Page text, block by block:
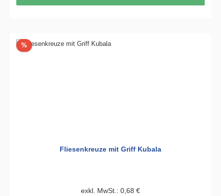
%Rabatt
Fliesenkreuze mit Griff Kubala
exkl. MwSt.: 0,68 €